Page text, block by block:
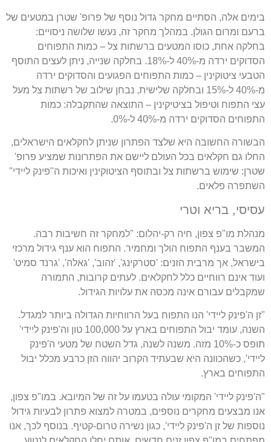
בימים אלה, הסתיים מחקר גדול נוסף של פרופ' שטרן במטעים של
ברעם ומרום הגולן. במהלך מחקר זה, נעשו שלושה ניסויים:
בחלקה אחת, כוסו המטעים ברשתות צל – כמות התפוחים
הסדוקים ירדה מ-40% ל-18%. בחלקה שנייה, ניתן לעצים התוסף
הטבעי ציטוקינין – כמות התפוחים הפגועים והסדוקים ירדה
מ-40% ל-15% ובחלקה שלישית, נבחן שילוב של רשתות צל מעל
עצי התפוח וטיפול בציטיקינין – התוצאה שהתקבלה: כמות
התפוחים הסדוקים ירדה מ-40% ל-0%.
הבשורה החשובה היא שלצד הפתרון שניתן לחקלאים הישראלים,
החלו גם חקלאים בכל העולם ליישם את הפתרונות שמציע פרופ'
שטרן: שימוש ברשתות צל ובתוסף הציטוקינין ואיכות ה"פינק ליידי"
השתפרה פלאים.
עסיסי, בריא וטרי
מנהלת מו"פ צפון, חיה רק-יהלום: "למחקר זה חשיבות רבה.
המשבר בענף התפוח הולך ומחמיר. התפוח הוא ענף גידול מרכזי
בישראל, אך מרבית הזנים: 'סטרקינג', 'זהוב', 'גאלה', 'גרנד סמיט'
ועוד אינם רווחיים כלל לחקלאים. לעתים קרובות, התמורה
שמקבלים עבורם אינה מכסה את עלויות הגידול.
"זן ה'פינק ליידי' הנו התפוח בעל הרווחיות הגדולה ביותר למגדל.
השנה, עומד יבול התפוחים בארץ על 100,000 טון וה'פינק ליידי'
תופס כ-10% מזה. משנה לשנה, גדל השטח של מטעי ה'פינק
ליידי', כשהכוונה היא שבעתיד הקרוב יהווה הזן כרבע מכלל יבול
התפוחים בארץ.
"ה'פינק ליידי' המקומי עולה בטעמו על זה של המיובא. במו"פ צפון,
אנו מבצעים מחקרים נוספים, במטרה למצוא פתרון לבעיות גידול
נוספות של זן ה'פינק ליידי', כגון נשירה טרום-קטיף. בנוסף לכך, אנו